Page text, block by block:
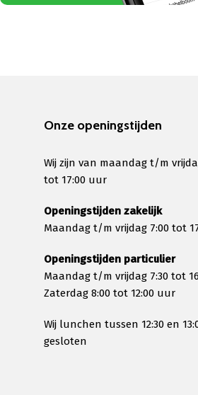
Onze openingstijden
Wij zijn van maandag t/m
tot 17:00 uur
Openingstijden zakelijk
Maandag t/m vrijdag 7:00 tot
Openingstijden particulier
Maandag t/m vrijdag 7:30 tot
Zaterdag 8:00 tot 12:00 uur
Wij lunchen tussen 12:30 en
gesloten